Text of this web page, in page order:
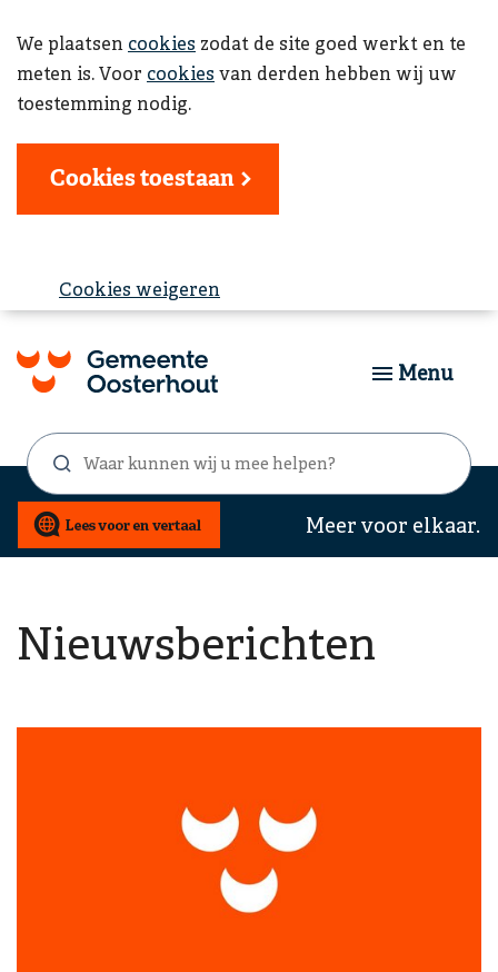
We plaatsen cookies zodat de site goed werkt en te
meten is. Voor cookies van derden hebben wij uw
toestemming nodig.
Cookies toestaan
Cookies weigeren
Zoekformulier
Waar
kunnen
wij
u
mee
Menu
Meer voor elkaar.
Nieuwsberichten